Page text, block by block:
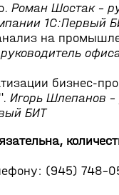
Роман Шостак –
1С:Первый
на
бизнес-
Игорь Шлепанов –
БИТ
(945) 748-